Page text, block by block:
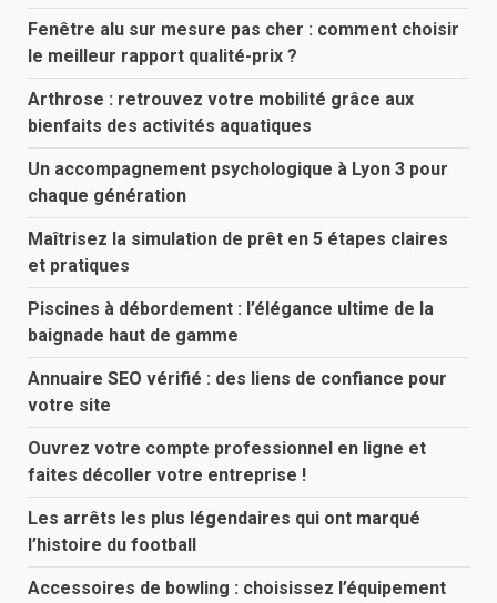
Fenêtre alu sur mesure pas cher : comment choisir
le meilleur rapport qualité-prix ?
Arthrose : retrouvez votre mobilité grâce aux
bienfaits des activités aquatiques
Un accompagnement psychologique à Lyon 3 pour
chaque génération
Maîtrisez la simulation de prêt en 5 étapes claires
et pratiques
Piscines à débordement : l’élégance ultime de la
baignade haut de gamme
Annuaire SEO vérifié : des liens de confiance pour
votre site
Ouvrez votre compte professionnel en ligne et
faites décoller votre entreprise !
Les arrêts les plus légendaires qui ont marqué
l’histoire du football
Accessoires de bowling : choisissez l’équipement